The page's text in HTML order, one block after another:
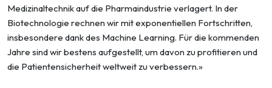
Medizinaltechnik auf die Pharmaindustrie verlagert. In der
Biotechnologie rechnen wir mit exponentiellen Fortschritten,
insbesondere dank des Machine Learning. Für die kommenden
Jahre sind wir bestens aufgestellt, um davon zu profitieren und
die Patientensicherheit weltweit zu verbessern.»